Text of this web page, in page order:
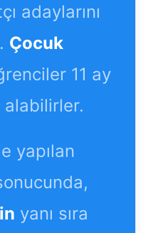
adaylarını
Çocuk
11 ay
yapılan
yanı sıra